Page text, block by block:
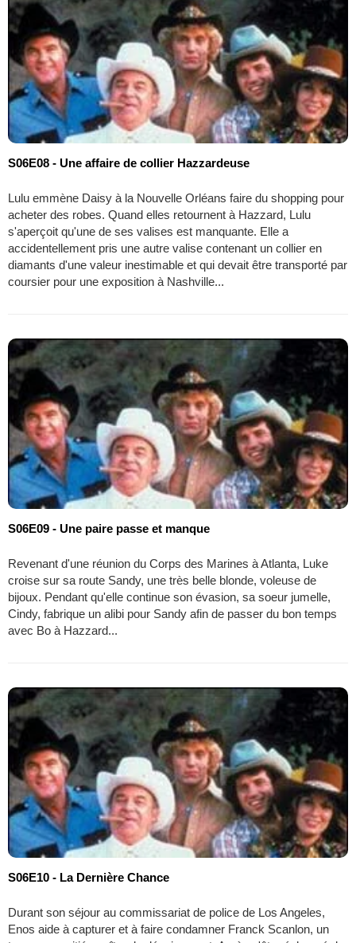
S06E08 - Une affaire de collier Hazzardeuse
Lulu emmène Daisy à la Nouvelle Orléans faire du shopping pour
acheter des robes. Quand elles retournent à Hazzard, Lulu
s'aperçoit qu'une de ses valises est manquante. Elle a
accidentellement pris une autre valise contenant un collier en
diamants d'une valeur inestimable et qui devait être transporté par
coursier pour une exposition à Nashville...
S06E09 - Une paire passe et manque
Revenant d'une réunion du Corps des Marines à Atlanta, Luke
croise sur sa route Sandy, une très belle blonde, voleuse de
bijoux. Pendant qu'elle continue son évasion, sa soeur jumelle,
Cindy, fabrique un alibi pour Sandy afin de passer du bon temps
avec Bo à Hazzard...
S06E10 - La Dernière Chance
Durant son séjour au commissariat de police de Los Angeles,
Enos aide à capturer et à faire condamner Franck Scanlon, un